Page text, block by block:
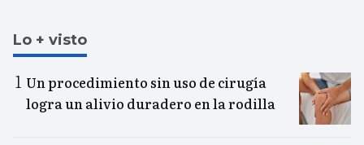
Lo + visto
Un procedimiento sin uso de cirugía
logra un alivio duradero en la rodilla